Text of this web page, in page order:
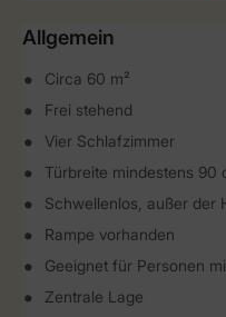
Allgemein
Circa 60 m²
Frei stehend
Vier Schlafzimmer
Türbreite mindestens 90
Schwellenlos, außer der
Rampe vorhanden
Geeignet für Personen
Zentrale Lage